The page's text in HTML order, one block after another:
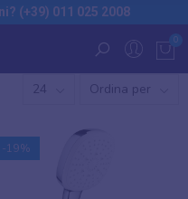
(+39) 011 025 2008
0
24 Ordina per
-19%